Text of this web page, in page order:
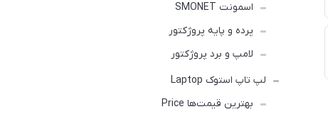
اسمونت SMONET
پرده و پایه پروژکتور
لامپ و برد پروژکتور
لپ تاپ استوک Laptop
بهترین قیمت‌ها Price